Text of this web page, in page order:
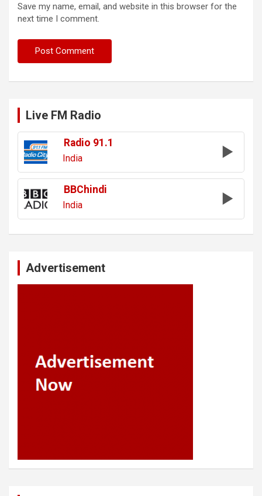
Save my name, email, and website in this browser for the
next time I comment.
Live FM Radio
Radio 91.1
India
BBChindi
India
Advertisement